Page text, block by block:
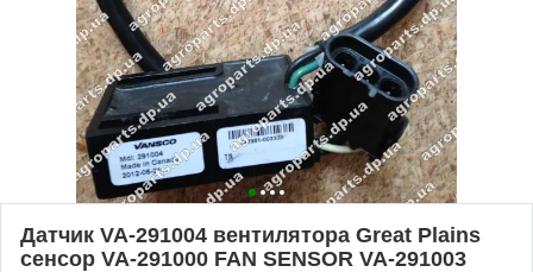
Датчик VA-291004 вентилятора Great Plains
сенсор VA-291000 FAN SENSOR VA-291003